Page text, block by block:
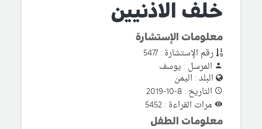
خلف الاذنيين
معلومات الإستشارة
رقم الإستشارة : 5477
المرسل : يوسف
البلد : اليمن
التاريخ : 8-10-2019
مرات القراءة : 5452
معلومات الطفل